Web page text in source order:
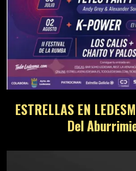
ESTRELLAS EN
Del